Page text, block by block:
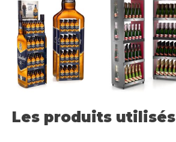
Les produits utilisés